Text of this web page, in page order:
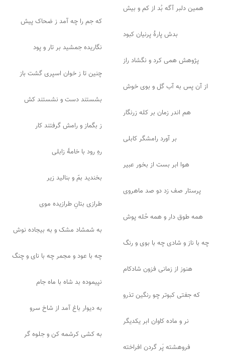
همین دلبر آگه بُد از کم و بیش
که جم را چه آمد ز ضحاک پیش
بدش پارهٔ پرنیان کبود
نگاریده جمشید بر تار و پود
پژوهش همی کرد و نگشاد راز
چنین تا ز خوان اسپری گشت باز
از آن پس به آب گل و بوی خوش
بشستند دست و نشستند کش
هم اندر زمان بر کله زرنگار
ز بگماز و رامش گرفتند کار
بر آورد رامشگر کابلی
رهِ رود با خامهٔ زابلی
هوا ابر بست از بخور عبیر
بخندید بمّ و بنالید زیر
پرستار صف زد دو صد ماهروی
طرازی بتانِ طرازیده موی
همه طوق دار و همه حُله پوش
به شمشاد مشک و به بیجاده نوش
چه با ناز و شادی چه با بوی و رنگ
چه با عود و مجمر چه با نای و چنگ
هنوز از زمانی فزون شادکام
نپیموده بد شاه با ماه جام
که جفتی کبوتر چو رنگین تذرو
به دیوار باغ آمد از شاخ سرو
نر و ماده کاوان ابر یکدیگر
به کشی کرشمه کن و جلوه گر
فروهشته پَر گردن افراخته